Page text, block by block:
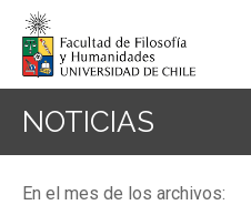
NOTICIAS
En el mes de los archivos: